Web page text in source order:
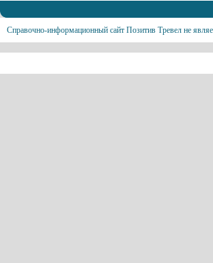
Справочно-информационный сайт Позитив Тревел не